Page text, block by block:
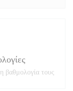
βαθμολογία τους